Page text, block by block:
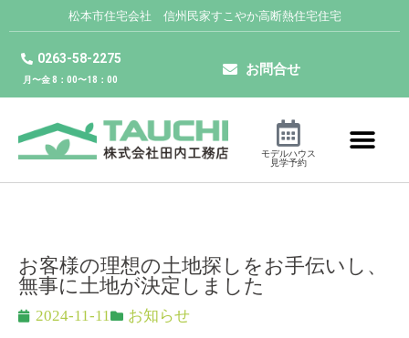
松本市住宅会社 信州民家すこやか高断熱住宅住宅
0263-58-2275
月〜金 8：00〜18：00
お問合せ
モデルハウス
見学予約
お客様の理想の土地探しをお手伝いし、
無事に土地が決定しました
2024-11-11 お知らせ